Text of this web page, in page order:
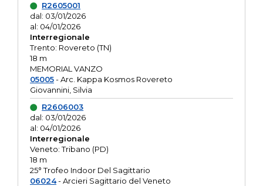
R2605001
dal: 03/01/2026
al: 04/01/2026
Interregionale
Trento: Rovereto (TN)
18 m
MEMORIAL VANZO
05005- Arc. Kappa Kosmos Rovereto
Giovannini, Silvia
R2606003
dal: 03/01/2026
al: 04/01/2026
Interregionale
Veneto: Tribano (PD)
18 m
25° Trofeo Indoor Del Sagittario
06024- Arcieri Sagittario del Veneto